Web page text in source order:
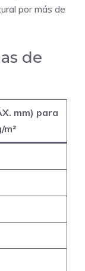
por más de
de
mm) para